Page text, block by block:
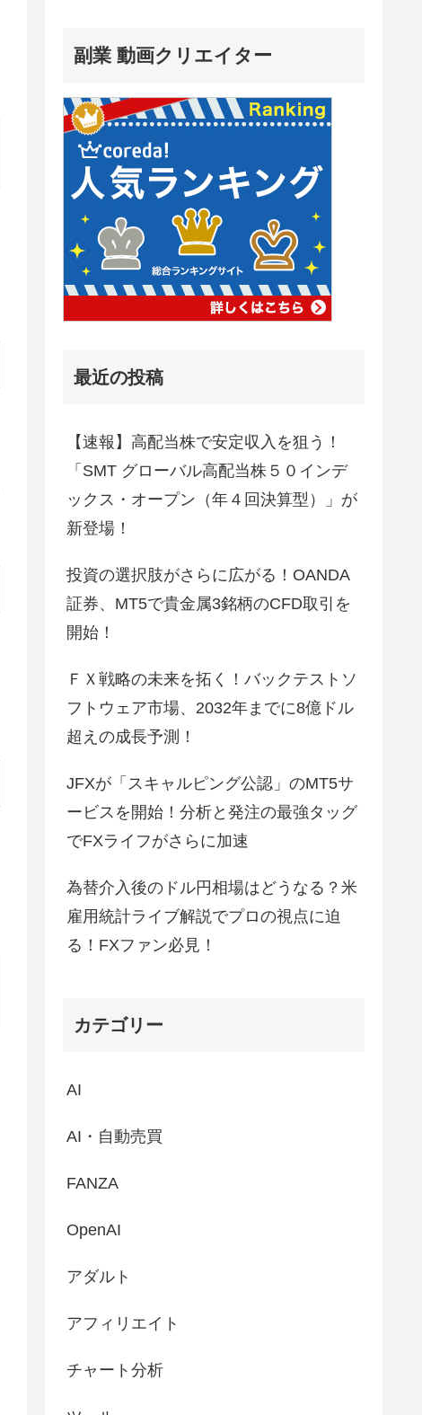
副業 動画クリエイター
最近の投稿
【速報】高配当株で安定収入を狙う！
「SMT グローバル高配当株５０インデ
ックス・オープン（年４回決算型）」が
新登場！
投資の選択肢がさらに広がる！OANDA
証券、MT5で貴金属3銘柄のCFD取引を
開始！
ＦＸ戦略の未来を拓く！バックテストソ
フトウェア市場、2032年までに8億ドル
超えの成長予測！
JFXが「スキャルピング公認」のMT5サ
ービスを開始！分析と発注の最強タッグ
でFXライフがさらに加速
為替介入後のドル円相場はどうなる？米
雇用統計ライブ解説でプロの視点に迫
る！FXファン必見！
カテゴリー
AI
AI・自動売買
FANZA
OpenAI
アダルト
アフィリエイト
チャート分析